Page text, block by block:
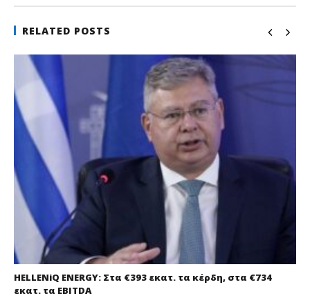
RELATED POSTS
HELLENiQ ENERGY: Στα €393 εκατ. τα κέρδη, στα €734
εκατ. τα EBITDA